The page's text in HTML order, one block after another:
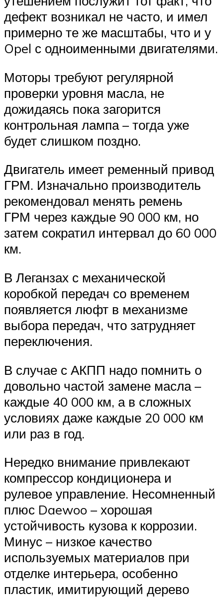
дефект возникал не часто, и имел
примерно те же масштабы, что и у
Opel с одноименными двигателями.
Моторы требуют регулярной
проверки уровня масла, не
дожидаясь пока загорится
контрольная лампа – тогда уже
будет слишком поздно.
Двигатель имеет ременный привод
ГРМ. Изначально производитель
рекомендовал менять ремень
ГРМ через каждые 90 000 км, но
затем сократил интервал до 60 000
км.
В Леганзах с механической
коробкой передач со временем
появляется люфт в механизме
выбора передач, что затрудняет
переключения.
В случае с АКПП надо помнить о
довольно частой замене масла –
каждые 40 000 км, а в сложных
условиях даже каждые 20 000 км
или раз в год.
Нередко внимание привлекают
компрессор кондиционера и
рулевое управление. Несомненный
плюс Daewoo – хорошая
устойчивость кузова к коррозии.
Минус – низкое качество
используемых материалов при
отделке интерьера, особенно
пластик, имитирующий дерево